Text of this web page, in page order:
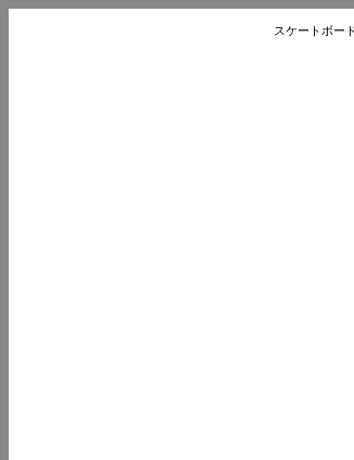
スケートボードのプロ